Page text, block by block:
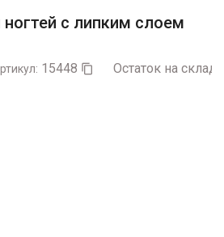
ногтей с липким слоем
15448  Остаток на